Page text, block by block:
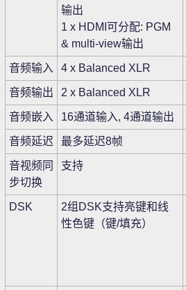
输出
1 x HDMI可分配: PGM
& multi-view输出
音频输入 4 x Balanced XLR
音频输出 2 x Balanced XLR
音频嵌入 16通道输入, 4通道输出
音频延迟 最多延迟8帧
音视频同
步切换
支持
DSK
2组DSK支持亮键和线
性色键（键/填充）